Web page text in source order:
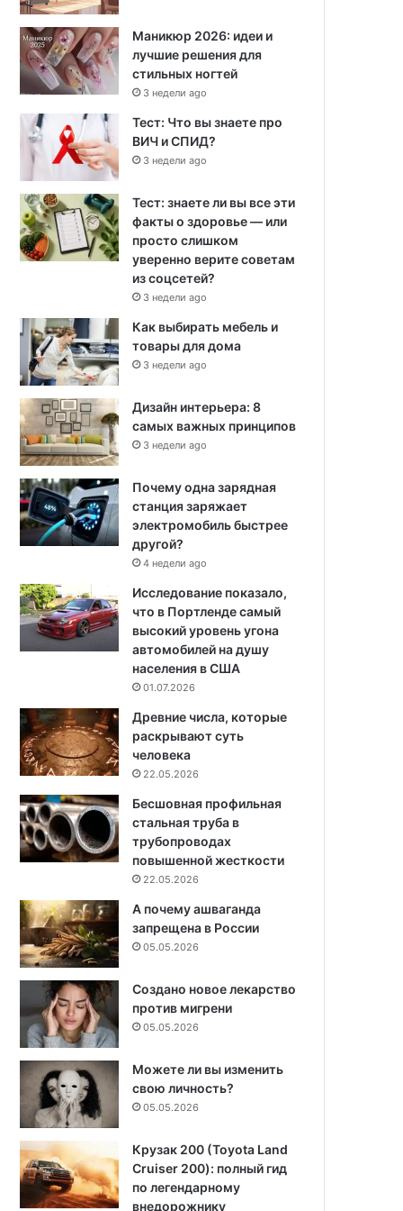
Маникюр 2026: идеи и
лучшие решения для
стильных ногтей
3 недели ago
Тест: Что вы знаете про
ВИЧ и СПИД?
3 недели ago
Тест: знаете ли вы все эти
факты о здоровье — или
просто слишком
уверенно верите советам
из соцсетей?
3 недели ago
Как выбирать мебель и
товары для дома
3 недели ago
Дизайн интерьера: 8
самых важных принципов
3 недели ago
Почему одна зарядная
станция заряжает
электромобиль быстрее
другой?
4 недели ago
Исследование показало,
что в Портленде самый
высокий уровень угона
автомобилей на душу
населения в США
01.07.2026
Древние числа, которые
раскрывают суть
человека
22.05.2026
Бесшовная профильная
стальная труба в
трубопроводах
повышенной жесткости
22.05.2026
А почему ашваганда
запрещена в России
05.05.2026
Создано новое лекарство
против мигрени
05.05.2026
Можете ли вы изменить
свою личность?
05.05.2026
Крузак 200 (Toyota Land
Cruiser 200): полный гид
по легендарному
внедорожнику